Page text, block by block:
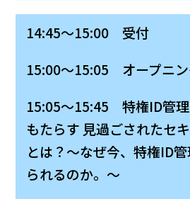
14:45～15:00 受付
15:00～15:05 オープニン
15:05～15:45 特権ID管
もたらす 見過ごされたセ
とは？～なぜ今、特権ID
られるのか。～